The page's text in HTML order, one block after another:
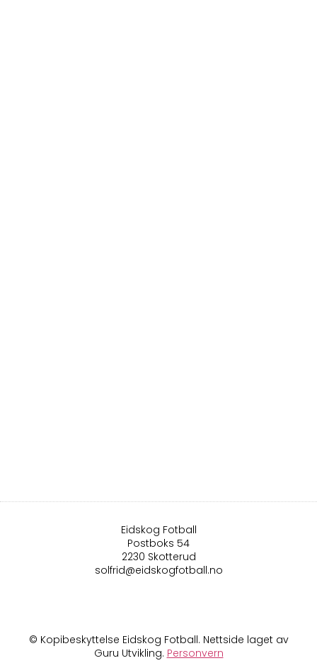
Eidskog Fotball
Postboks 54
2230 Skotterud
solfrid@eidskogfotball.no
© Kopibeskyttelse Eidskog Fotball. Nettside laget av
Guru Utvikling. Personvern